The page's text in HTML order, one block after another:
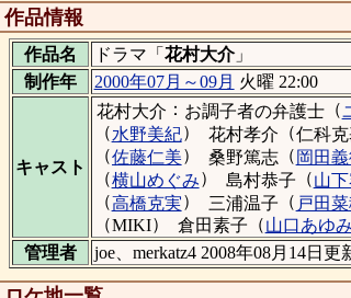
作品情報
作品名 ドラマ「 花村大介」
制作年
2000年07月～09月 火曜 22:00
キャスト
花村大介 ： お調子者の弁護士（
（水野美紀） 花村孝介 （仁科
（佐藤仁美） 桑野篤志（ 岡田
（横山めぐみ） 島村恭子 （山
（高橋克実） 三浦温子 （ 戸田
（MIKI） 倉田素子 （山口あゆみ
管理者
joe、merkatz4 2008年08月14日